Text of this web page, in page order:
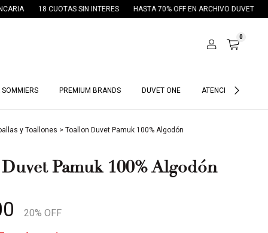
18 CUOTAS SIN INTERES HASTA 70% OFF EN ARCHIVO DUVET 30% OFF
0
SOMMIERS PREMIUM BRANDS DUVET ONE ATENCIÓN HOTELES
y Toallones > Toallon Duvet Pamuk 100% Algodón
Pamuk 100% Algodón
20% OFF